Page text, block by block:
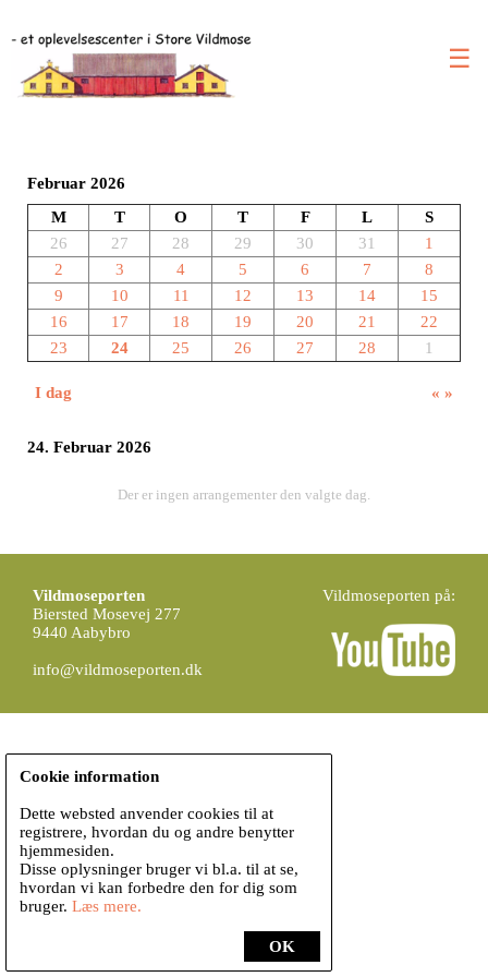
☰
Februar 2026
M
T O T F L
S
26
27 28 29 30 31
1
2
3 4 5 6 7
8
9
10 11 12 13 14
15
16
17 18 19 20 21
22
23
24 25 26 27 28 1
I dag « »
24. Februar 2026
Der er ingen arrangementer den valgte dag.
Vildmoseporten
Biersted Mosevej 277
9440 Aabybro
info@vildmoseporten.dk
Vildmoseporten på:
OK
Cookie information
Dette websted anvender cookies til at
registrere, hvordan du og andre benytter
hjemmesiden.
Disse oplysninger bruger vi bl.a. til at se,
hvordan vi kan forbedre den for dig som
bruger. Læs mere.